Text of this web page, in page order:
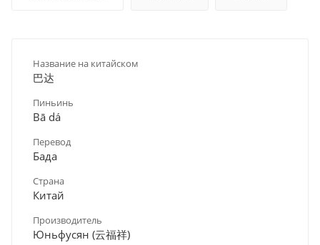
Название на китайском
巴达
Пиньинь
Bā dá
Перевод
Бада
Страна
Китай
Производитель
Юньфусян (云福祥)